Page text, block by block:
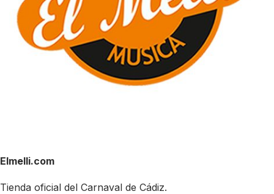
Elmelli.com
Tienda oficial del Carnaval de Cádiz.